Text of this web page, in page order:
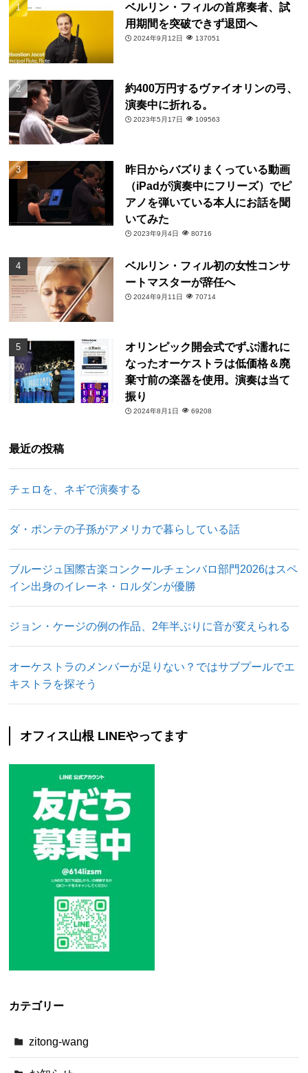
ベルリン・フィルの首席奏者、試
用期間を突破できず退団へ
2024年9月12日 137051
約400万円するヴァイオリンの弓、
演奏中に折れる。
2023年5月17日 109563
昨日からバズりまくっている動画
（iPadが演奏中にフリーズ）でピ
アノを弾いている本人にお話を聞
いてみた
2023年9月4日 80716
ベルリン・フィル初の女性コンサ
ートマスターが辞任へ
2024年9月11日 70714
オリンピック開会式でずぶ濡れに
なったオーケストラは低価格＆廃
棄寸前の楽器を使用。演奏は当て
振り
2024年8月1日 69208
最近の投稿
チェロを、ネギで演奏する
ダ・ポンテの子孫がアメリカで暮らしている話
ブルージュ国際古楽コンクールチェンバロ部門2026はスペ
イン出身のイレーネ・ロルダンが優勝
ジョン・ケージの例の作品、2年半ぶりに音が変えられる
オーケストラのメンバーが足りない？ではサブプールでエ
キストラを探そう
オフィス山根 LINEやってます
カテゴリー
zitong-wang